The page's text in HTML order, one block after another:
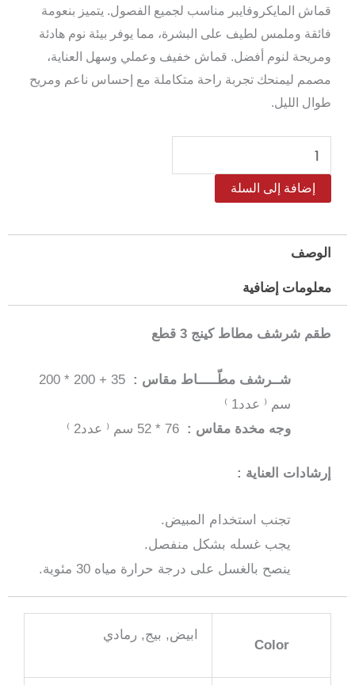
قماش المايكروفايبر مناسب لجميع الفصول. يتميز بنعومة
فائقة وملمس لطيف على البشرة، مما يوفر بيئة نوم هادئة
ومريحة لنوم أفضل. قماش خفيف وعملي وسهل العناية،
مصمم ليمنحك تجربة راحة متكاملة مع إحساس ناعم ومريح
طوال الليل.
كمية
طقم
شرشف
مايكروفايبر
سالرينو
200*200
إضافة إلى السلة
الوصف
معلومات إضافية
طقم شرشف مطاط كينج 3 قطع
شــرشف مطّـــــاط مقاس :
35 + 200 * 200
سم ⁽ عدد1 ⁾
وجه مخدة مقاس :
إرشادات العناية :
تجنب استخدام المبيض.
يجب غسله بشكل منفصل.
ينصح بالغسل على درجة حرارة مياه 30 مئوية.
Color
ابيض, بيج, رمادي